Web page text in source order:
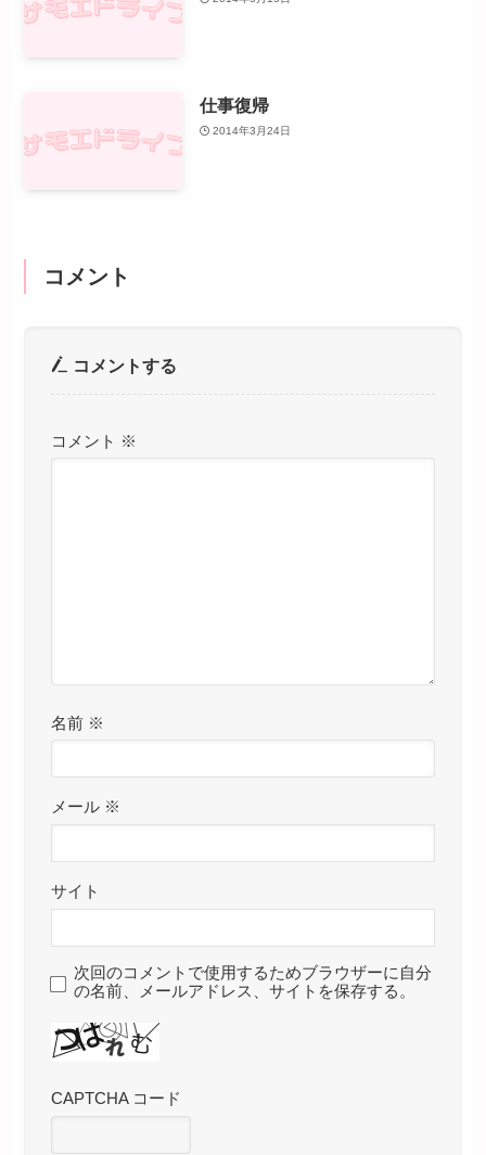
仕事復帰
2014年3月24日
コメント
コメントする
コメント ※
名前 ※
メール ※
サイト
次回のコメントで使用するためブラウザーに自分
の名前、メールアドレス、サイトを保存する。
CAPTCHA コード